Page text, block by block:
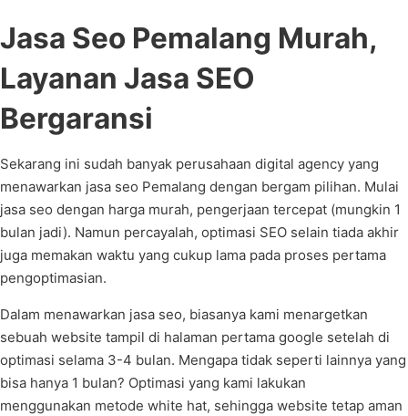
Jasa Seo Pemalang Murah,
Layanan Jasa SEO
Bergaransi
Sekarang ini sudah banyak perusahaan digital agency yang
menawarkan jasa seo Pemalang dengan bergam pilihan. Mulai
jasa seo dengan harga murah, pengerjaan tercepat (mungkin 1
bulan jadi). Namun percayalah, optimasi SEO selain tiada akhir
juga memakan waktu yang cukup lama pada proses pertama
pengoptimasian.
Dalam menawarkan jasa seo, biasanya kami menargetkan
sebuah website tampil di halaman pertama google setelah di
optimasi selama 3-4 bulan. Mengapa tidak seperti lainnya yang
bisa hanya 1 bulan? Optimasi yang kami lakukan
menggunakan metode white hat, sehingga website tetap aman